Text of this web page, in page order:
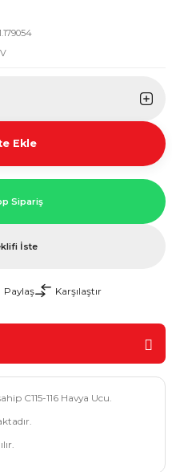
Ekle
Sipariş
İste
Paylaş Karşılaştır
C115-116 Havya Ucu.